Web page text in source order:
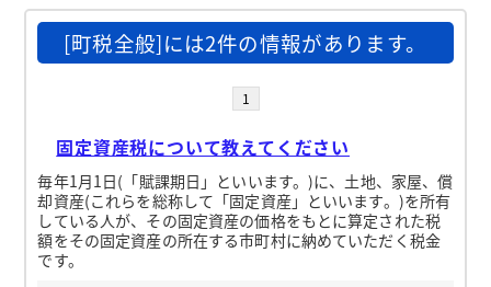
[町税全般]には2件の情報があります。
1
固定資産税について教えてください
毎年1月1日(「賦課期日」といいます。)に、土地、家屋、償
却資産(これらを総称して「固定資産」といいます。)を所有
している人が、その固定資産の価格をもとに算定された税
額をその固定資産の所在する市町村に納めていただく税金
です。